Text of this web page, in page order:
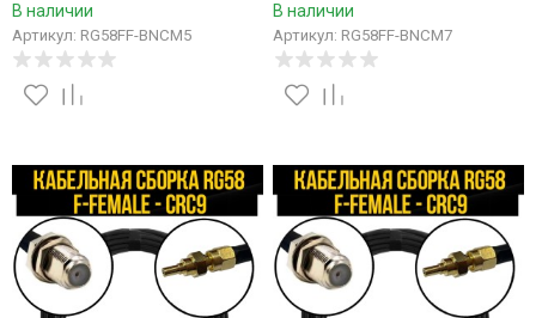
В наличии
Артикул: RG58FF-BNCM5
В наличии
Артикул: RG58FF-BNCM7